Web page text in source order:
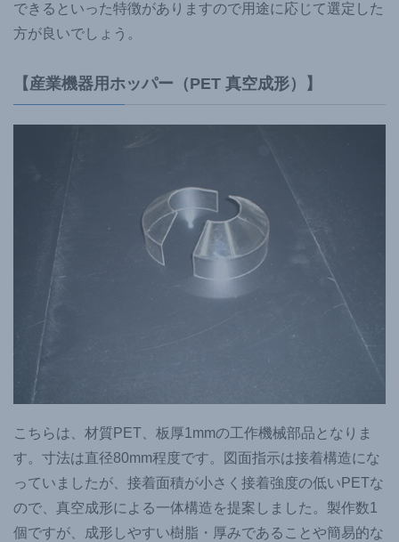
できるといった特徴がありますので用途に応じて選定した
方が良いでしょう。
【産業機器用ホッパー（PET 真空成形）】
こちらは、材質PET、板厚1mmの工作機械部品となりま
す。寸法は直径80mm程度です。図面指示は接着構造にな
っていましたが、接着面積が小さく接着強度の低いPETな
ので、真空成形による一体構造を提案しました。製作数1
個ですが、成形しやすい樹脂・厚みであることや簡易的な